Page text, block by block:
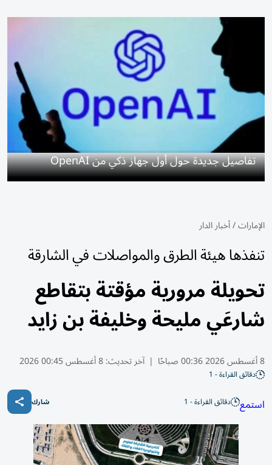
تفاصيل جديدة حول أول جهاز ذكي من OpenAI
الإمارات/أخبار الدار
تنفذها هيئة الطرق والمواصلات في الشارقة
تحويلة مرورية مؤقتة بتقاطع
شارعَي مليحة وخليفة بن زايد
8 أغسطس 2026 00:36 صباحًا | آخر تحديث:8 أغسطس 00:45 2026
دقائق القراءة - 1
استمع دقائق القراءة - 1 شارك